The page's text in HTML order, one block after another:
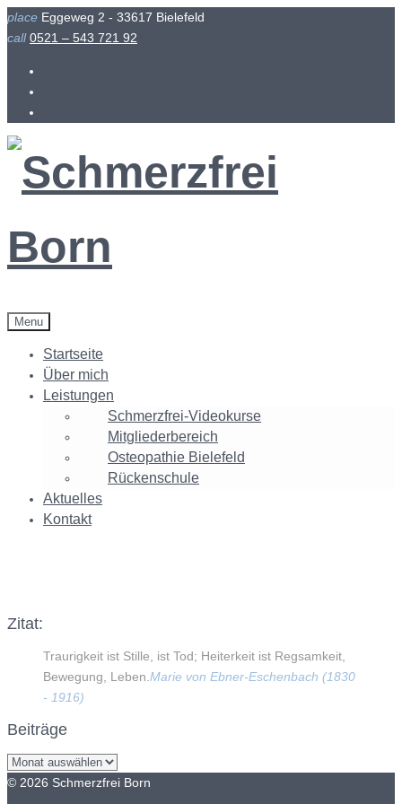
Skip
to
place Eggeweg 2 - 33617 Bielefeld
call 0521 – 543 721 92
Menu
Startseite
Über mich
Leistungen
Schmerzfrei-Videokurse
Mitgliederbereich
Osteopathie Bielefeld
Rückenschule
Aktuelles
Kontakt
Zitat:
Traurigkeit ist Stille, ist Tod; Heiterkeit ist Regsamkeit,
Bewegung, Leben. Marie von Ebner-Eschenbach (1830
- 1916)
Beiträge
Beiträge
© 2026 Schmerzfrei Born